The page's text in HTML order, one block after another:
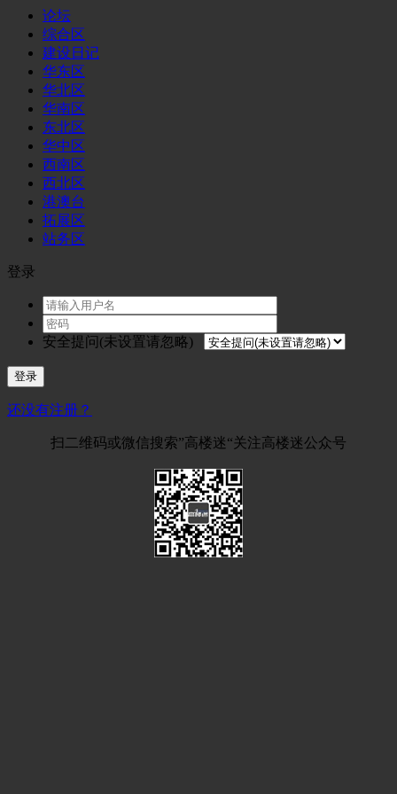
论坛
综合区
建设日记
华东区
华北区
华南区
东北区
华中区
西南区
西北区
港澳台
拓展区
站务区
登录
安全提问(未设置请忽略)
登录
还没有注册？
扫二维码或微信搜索”高楼迷“关注高楼迷公众号